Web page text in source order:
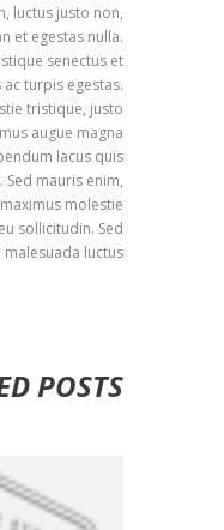
luctus justo non,
et egestas nulla.
senectus et
turpis egestas.
tristique, justo
augue magna
lacus quis
mauris enim,
molestie
sollicitudin. Sed
luctus.
POSTS